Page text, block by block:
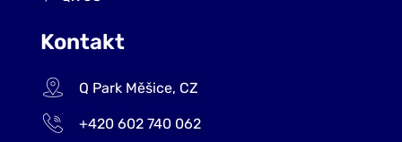
Kontakt
Q Park Měšice, CZ
+420 602 740 062